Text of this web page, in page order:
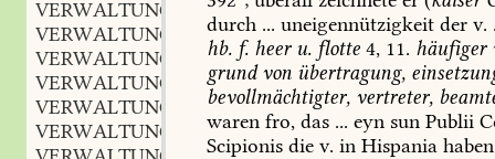
VERWALTUNGSREFORM
VERWALTUNGSRÜCKSICHTEN
VERWALTUNGSSACHE
VERWALTUNGSSCHEMA
VERWALTUNGSSEKRETÄR
VERWALTUNGSSPRACHE
durch ... uneigennützigkeit der v.
hb. f. heeru. flotte 4, 11. häufiger
grundvon übertragung,
bevollmächtigter, vertreter,
waren fro, das ... eyn sun Publii
Scipionis die v. in Hispania haben